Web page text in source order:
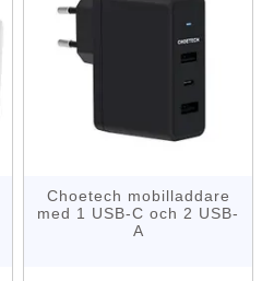
Choetech mobilladdare
med 1 USB-C och 2 USB-
A